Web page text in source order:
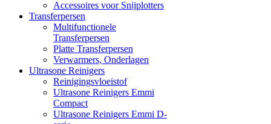
Accessoires voor Snijplotters
Transferpersen
Multifunctionele
Transferpersen
Platte Transferpersen
Verwarmers, Onderlagen
Ultrasone Reinigers
Reinigingsvloeistof
Ultrasone Reinigers Emmi
Compact
Ultrasone Reinigers Emmi D-